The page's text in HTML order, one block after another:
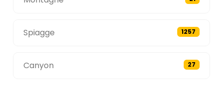
Spiagge 1257
Canyon 27